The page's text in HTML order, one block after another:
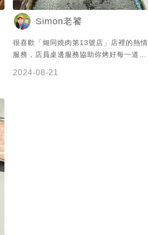
Simon老饕
很喜歡「煳同燒肉第13號店」店裡的熱情
服務，店員桌邊服務協助你烤好每一道
2024-08-21